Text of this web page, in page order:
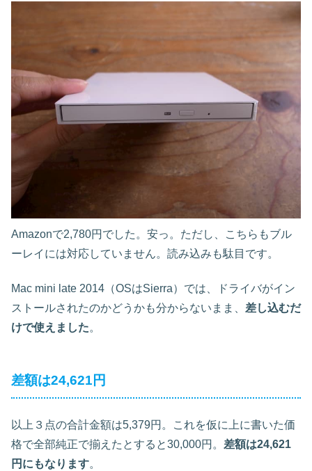
Amazonで2,780円でした。安っ。ただし、こちらもブル
ーレイには対応していません。読み込みも駄目です。
Mac mini late 2014（OSはSierra）では、ドライバがイン
ストールされたのかどうかも分からないまま、 差し込むだ
けで使えました。
差額は24,621円
以上３点の合計金額は5,379円。これを仮に上に書いた価
格で全部純正で揃えたとすると30,000円。 差額は24,621
円にもなります。